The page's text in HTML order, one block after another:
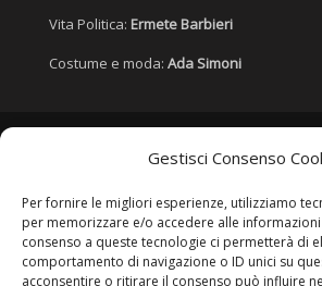
Gestisci Consenso
Per fornire le migliori esperienze, utilizziamo
per memorizzare e/o accedere alle
consenso a queste tecnologie ci permetterà di
comportamento di navigazione o ID unici su
acconsentire o ritirare il consenso può influire
Vita Politica: Ermete Barbieri
Costume e moda: Ada Simoni
Copyright © 2022 Giornale Cangrande.